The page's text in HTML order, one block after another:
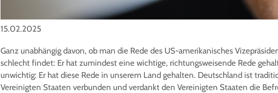
15.02.2025
Ganz unabhängig davon, ob man die Rede des US-amerikanisches
schlecht findet: Er hat zumindest eine wichtige, richtungsweisende Rede
unwichtig: Er hat diese Rede in unserem Land gehalten. Deutschland ist
Vereinigten Staaten verbunden und verdankt den Vereinigten Staaten die